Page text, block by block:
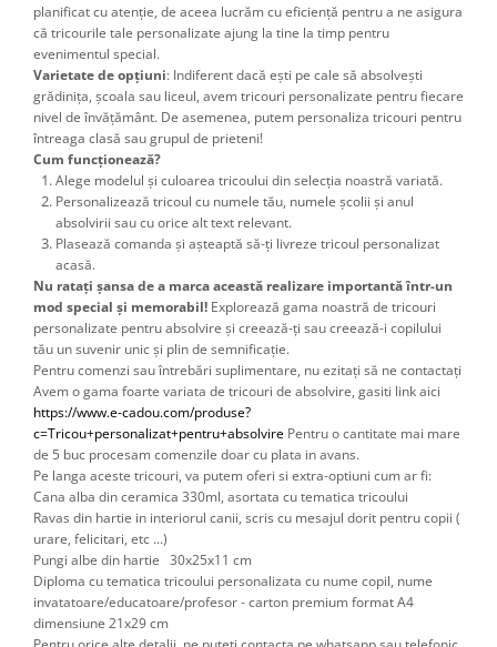
planificat cu atenție, de aceea lucrăm cu eficiență pentru a ne asigura
că tricourile tale personalizate ajung la tine la timp pentru
evenimentul special.
Varietate de opțiuni: Indiferent dacă ești pe cale să absolvești
grădinița, școala sau liceul, avem tricouri personalizate pentru fiecare
nivel de învățământ. De asemenea, putem personaliza tricouri pentru
întreaga clasă sau grupul de prieteni!
Cum funcționează?
Alege modelul și culoarea tricoului din selecția noastră variată.
Personalizează tricoul cu numele tău, numele școlii și anul
absolvirii sau cu orice alt text relevant.
Plasează comanda și așteaptă să-ți livreze tricoul personalizat
acasă.
Nu ratați șansa de a marca această realizare importantă într-un
mod special și memorabil! Explorează gama noastră de tricouri
personalizate pentru absolvire și creează-ți sau creează-i copilului
tău un suvenir unic și plin de semnificație.
Pentru comenzi sau întrebări suplimentare, nu ezitați să ne contactați
https://www.e-cadou.com/produse?
c=Tricou+personalizat+pentru+absolvire Pentru o cantitate mai mare
de 5 buc procesam comenzile doar cu plata in avans.
Pe langa aceste tricouri, va putem oferi si extra-optiuni cum ar fi:
Cana alba din ceramica 330ml, asortata cu tematica tricoului
Ravas din hartie in interiorul canii, scris cu mesajul dorit pentru copii (
urare, felicitari, etc ...)
Pungi albe din hartie 30x25x11 cm
Diploma cu tematica tricoului personalizata cu nume copil, nume
invatatoare/educatoare/profesor - carton premium format A4
dimensiune 21x29 cm